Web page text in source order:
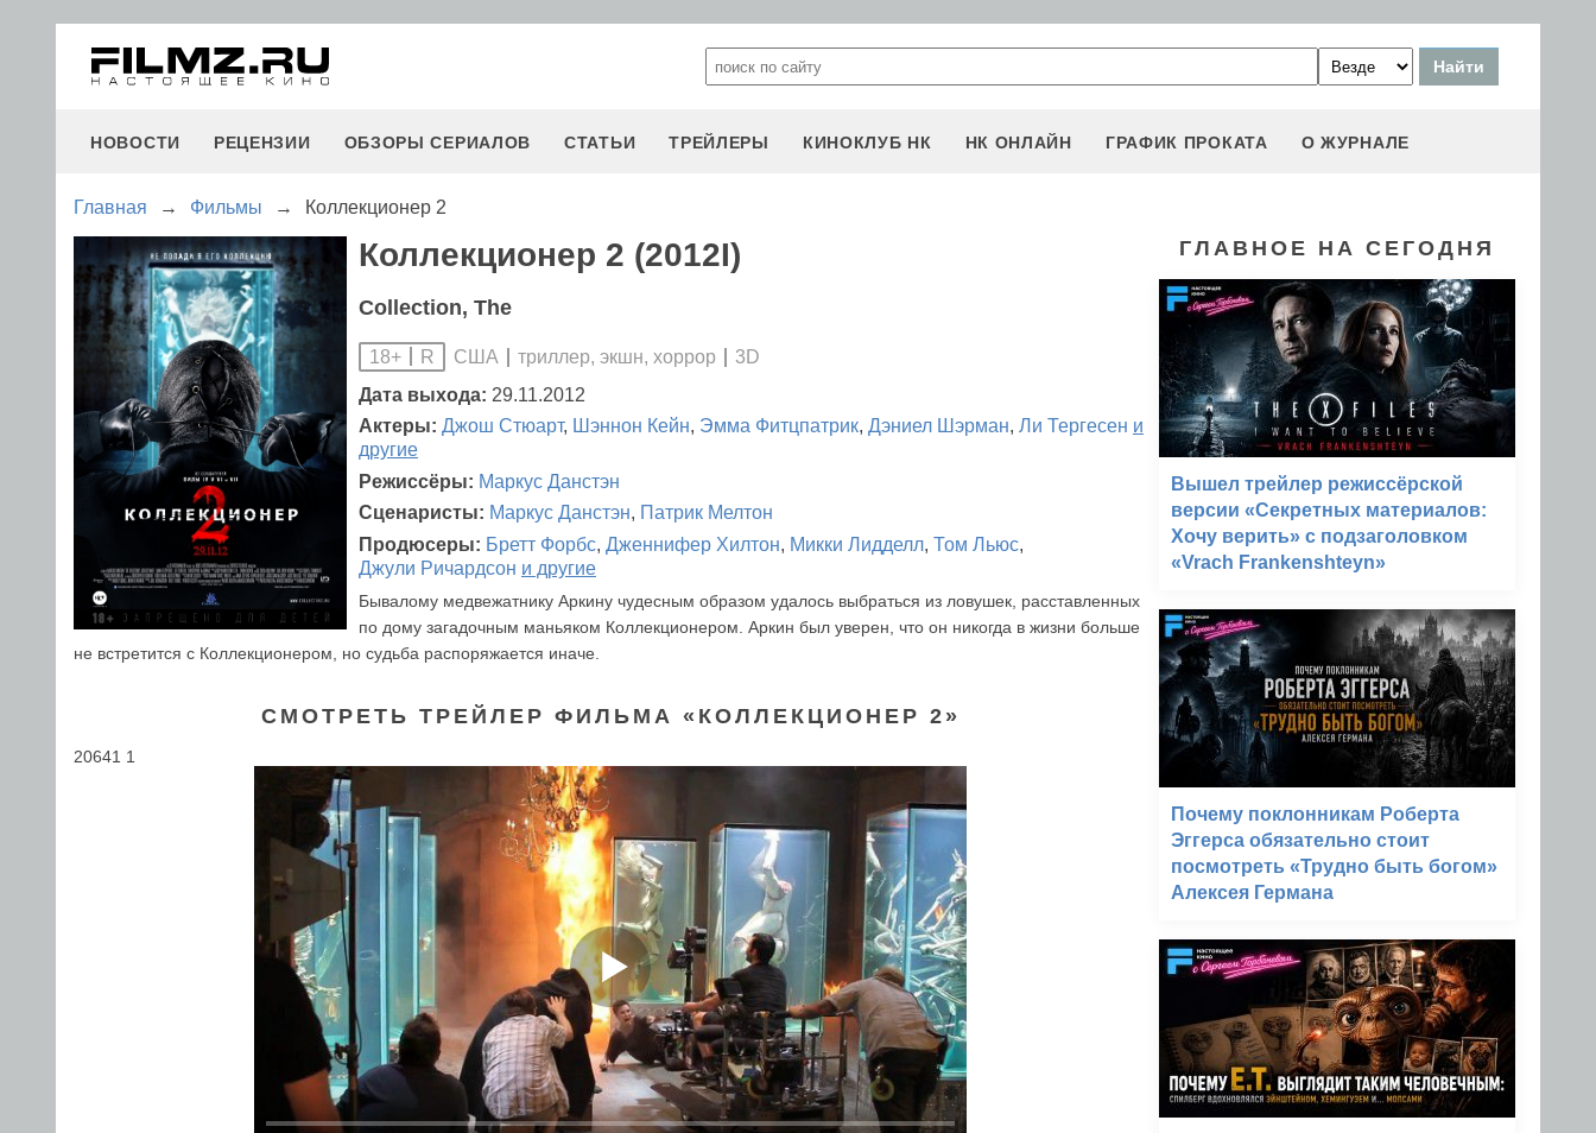
НОВОСТИ РЕЦЕНЗИИ ОБЗОРЫ СЕРИАЛОВ СТАТЬИ ТРЕЙЛЕРЫ КИНОКЛУБ НК НК ОНЛАЙН ГРАФИК ПРОКАТА О ЖУРНАЛЕ
Главная → Фильмы → Коллекционер 2
Коллекционер 2 (2012I)
Collection, The
18+ R США триллер, экшн, хоррор
3D
Дата выхода: 29.11.2012
Актеры: Джош Стюарт, Шэннон Кейн, Эмма Фитцпатрик, Дэниел Шэрман, Ли Тергесен и
другие
Режиссёры: Маркус Данстэн
Сценаристы: Маркус Данстэн, Патрик Мелтон
Продюсеры: Бретт Форбс, Дженнифер Хилтон, Микки Лидделл, Том Льюс,
Джули Ричардсон и другие
Бывалому медвежатнику Аркину чудесным образом удалось выбраться из ловушек, расставленных
по дому загадочным маньяком Коллекционером. Аркин был уверен, что он никогда в жизни больше
не встретится с Коллекциoнером, но cудьба распоряжается иначе.
СМОТРЕТЬ ТРЕЙЛЕР ФИЛЬМА «КОЛЛЕКЦИОНЕР 2»
20641 1
ГЛАВНОЕ НА СЕГОДНЯ
Вышел трейлер режиссёрской
версии «Секретных материалов:
Хочу верить» с подзаголовком
«Vrach Frankenshteyn»
Почему поклонникам Роберта
Эггерса обязательно стоит
посмотреть «Трудно быть богом»
Алексея Германа